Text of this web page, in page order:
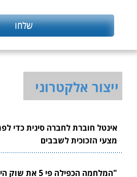
ייצור אלקטרוני
אינטל חוברת לחברה סינית כדי
מצעי הזכוכית לשבבים
"המלחמה הכפילה פי 5 את שוק הייצור המיידי"